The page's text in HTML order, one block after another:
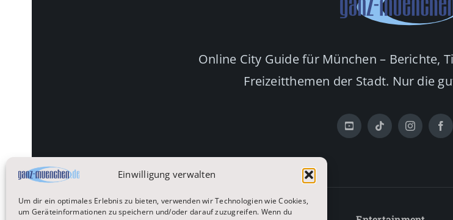
Einwilligung verwalten
Um dir ein optimales Erlebnis zu bieten, verwenden wir Technologien wie Cookies,
um Geräteinformationen zu speichern und/oder darauf zuzugreifen. Wenn du
Online City Guide für München – Berichte,
Freizeitthemen der Stadt. Nur die